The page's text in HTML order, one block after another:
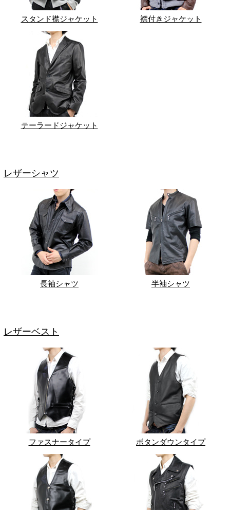
スタンド襟ジャケット 襟付きジャケット
テーラードジャケット
レザーシャツ
長袖シャツ 半袖シャツ
レザーベスト
ファスナータイプ ボタンダウンタイプ